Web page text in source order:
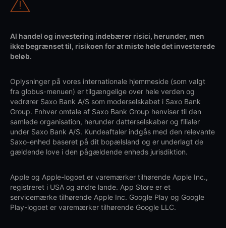
Al handel og investering indebærer risici, herunder, men
ikke begrænset til, risikoen for at miste hele det investerede
beløb.
Oplysninger på vores internationale hjemmeside (som valgt
fra globus-menuen) er tilgængelige over hele verden og
vedrører Saxo Bank A/S som moderselskabet i Saxo Bank
Group. Enhver omtale af Saxo Bank Group henviser til den
samlede organisation, herunder datterselskaber og filialer
under Saxo Bank A/S. Kundeaftaler indgås med den relevante
Saxo-enhed baseret på dit bopælsland og er underlagt de
gældende love i den pågældende enheds jurisdiktion.
Apple og Apple-logoet er varemærker tilhørende Apple Inc.,
registreret i USA og andre lande. App Store er et
servicemærke tilhørende Apple Inc. Google Play og Google
Play-logoet er varemærker tilhørende Google LLC.